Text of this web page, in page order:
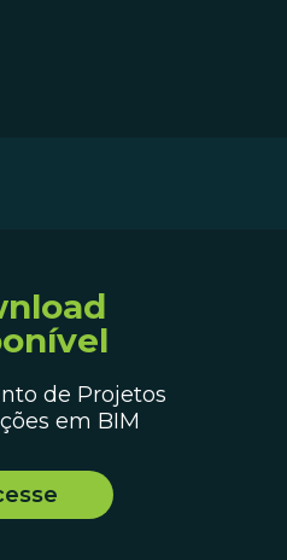
de Projetos
em BIM